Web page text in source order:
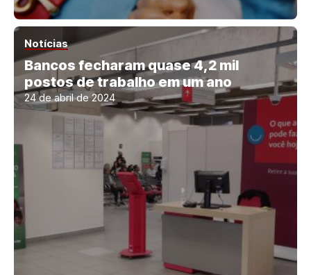
Notícias
Bancos fecharam quase 4,2 mil
postos de trabalho em um ano
24 de abril de 2024